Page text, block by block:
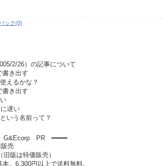
ック(0)
2/26）の記事について
書き出す
えるかな？
書き出す
遅い
いう名前って？
G&Ecorp PR ━━━━
売
版は特価販売）
。6,300円以上で送料無料。